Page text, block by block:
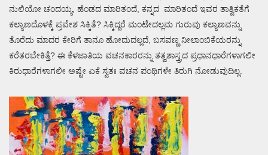
ನುಲಿಯೋ ಚಂದಯ್ಯ, ಹೆಂಡದ ಮಾರಿತಂದೆ, ಕನ್ನದ ಮಾರಿತಂದೆ ಇವರ ತಾತ್ವಿಕತೆಗೆ
ಕಲ್ಯಾಣದೊಳಕ್ಕೆ ಪ್ರವೇಶ ಸಿಕ್ಕಿತೆ? ಸಿಕ್ಕಿದ್ದರೆ ಮಂಟೇದಲ್ಲಮ ಗುರುವು ಕಲ್ಯಾಣವನ್ನು
ತೊರೆದು ಮಾದರ ಕೇರಿಗೆ ತಾನೂ ಹೋದುದಲ್ಲದೆ, ಬಸವಣ್ಣ ನೀಲಾಂಬಿಕೆಯರನ್ನು
ಕರೆತರಬೇಕಿತ್ತೆ? ಈ ಕೆಳಜಾತಿಯ ವಚನಕಾರರನ್ನು ತತ್ವಶಾಸ್ತ್ರದ ಪ್ರಧಾನಧಾರೆಗಳಾಗಲೀ
ಕಿರುಧಾರೆಗಳಾಗಲೀ ಅಷ್ಟೇ ಏಕೆ ಸ್ವತಃ ವಚನ ಪಂಥಿಗಳೇ ತಿರುಗಿ ನೋಡುವುದಿಲ್ಲ.